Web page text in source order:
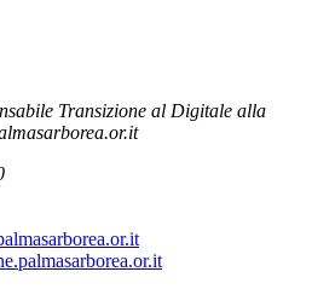
Transizione al Digitale alla